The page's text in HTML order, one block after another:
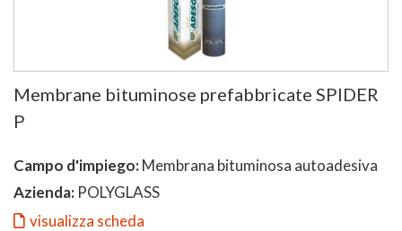
Membrane bituminose prefabbricate SPIDER
P
Campo d'impiego:Membrana bituminosa autoadesiva
Azienda: POLYGLASS
visualizza scheda